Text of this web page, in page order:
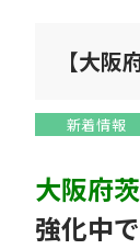
【大
新着情報
大阪府
強化中